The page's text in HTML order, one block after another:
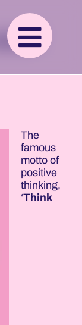
The
famous
motto of
positive
thinking,
‘Think